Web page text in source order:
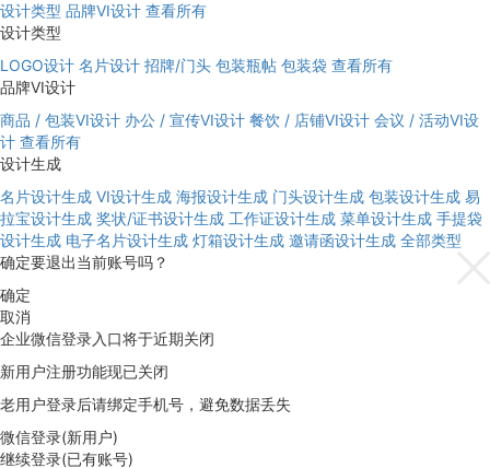
设计类型 品牌VI设计 查看所有
设计类型
LOGO设计 名片设计 招牌/门头 包装瓶帖 包装袋 查看所有
品牌VI设计
商品 / 包装VI设计 办公 / 宣传VI设计 餐饮 / 店铺VI设计 会议 / 活动VI设
计 查看所有
设计生成
名片设计生成 VI设计生成 海报设计生成 门头设计生成 包装设计生成 易
拉宝设计生成 奖状/证书设计生成 工作证设计生成 菜单设计生成 手提袋
设计生成 电子名片设计生成 灯箱设计生成 邀请函设计生成 全部类型
确定要退出当前账号吗？
确定
取消
企业微信登录入口将于近期关闭
新用户注册功能现已关闭
老用户登录后请绑定手机号，避免数据丢失
微信登录(新用户)
继续登录(已有账号)